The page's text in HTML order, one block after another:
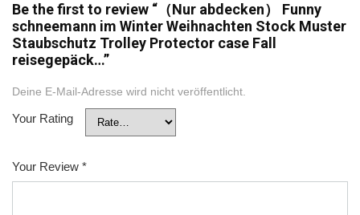
Be the first to review “（Nur abdecken） Funny
schneemann im Winter Weihnachten Stock Muster
Staubschutz Trolley Protector case Fall
reisegepäck…”
Deine E-Mail-Adresse wird nicht veröffentlicht.
Your Rating
Your Review *